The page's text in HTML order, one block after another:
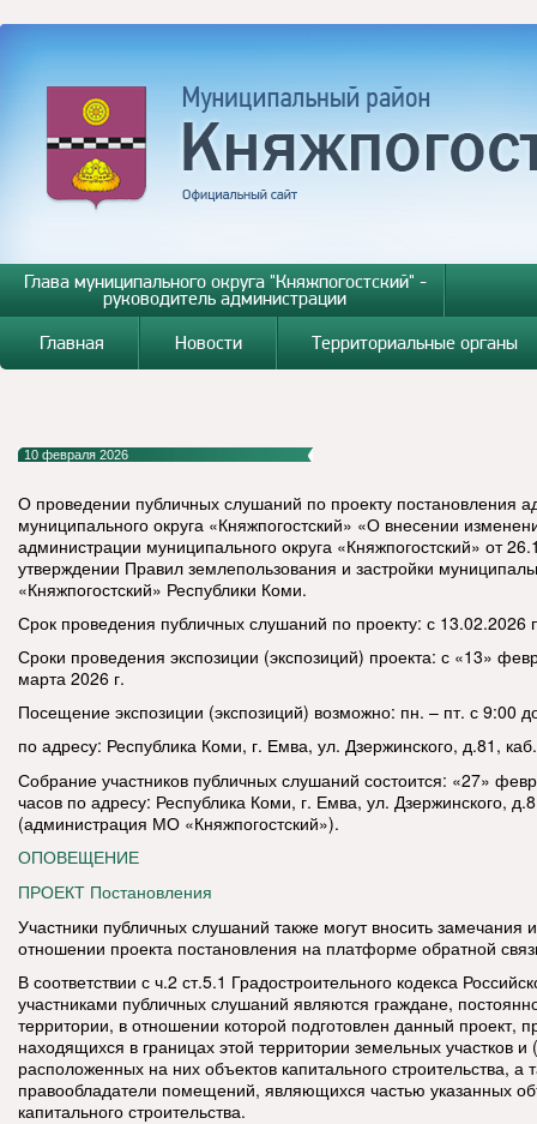
Глава муниципального округа "Княжпогостский" -
руководитель администрации
Главная
Новости Территориальные органы
10 февраля 2026
О проведении публичных слушаний по проекту постановления
муниципального округа «Княжпогостский» «О внесении
администрации муниципального округа «Княжпогостский» от
утверждении Правил землепользования и застройки
«Княжпогостский» Республики Коми.
Срок проведения публичных слушаний по проекту: с 13.02.2026
Сроки проведения экспозиции (экспозиций) проекта: с «13»
марта 2026 г.
Посещение экспозиции (экспозиций) возможно: пн. – пт. с 9:00
по адресу: Республика Коми, г. Емва, ул. Дзержинского, д.81,
Собрание участников публичных слушаний состоится: «27»
часов по адресу: Республика Коми, г. Емва, ул. Дзержинского,
(администрация МО «Княжпогостский»).
ОПОВЕЩЕНИЕ
ПРОЕКТ Постановления
Участники публичных слушаний также могут вносить замечания
отношении проекта постановления на платформе обратной
В соответствии с ч.2 ст.5.1 Градостроительного кодекса
участниками публичных слушаний являются граждане,
территории, в отношении которой подготовлен данный проект,
находящихся в границах этой территории земельных участков и
расположенных на них объектов капитального строительства, а
правообладатели помещений, являющихся частью указанных
капитального строительства.